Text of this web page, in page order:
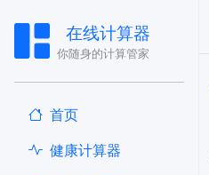
在线计算器
你随身的计算管家
首页
健康计算器